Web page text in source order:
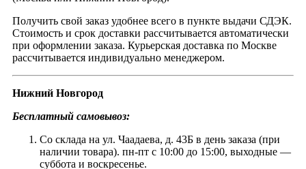
Получить свой заказ удобнее всего в пункте выдачи СДЭК.
Стоимость и срок доставки рассчитывается автоматически
при оформлении заказа. Курьерская доставка по Москве
рассчитывается индивидуально менеджером.
Нижний Новгород
Бесплатный самовывоз:
Со склада на ул. Чаадаева, д. 43Б в день заказа (при
наличии товара). пн-пт с 10:00 до 15:00, выходные —
суббота и воскресенье.